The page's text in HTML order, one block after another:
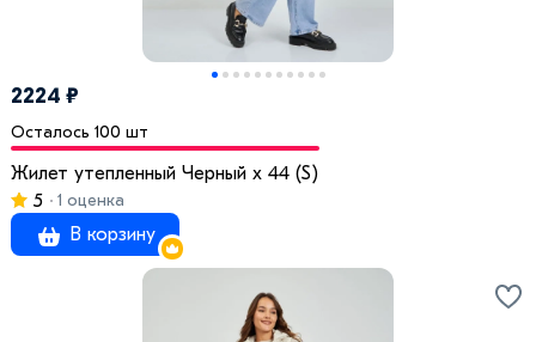
2224 ₽
Осталось 100 шт
Жилет утепленный Черный x 44 (S)
5
1 оценка
В корзину